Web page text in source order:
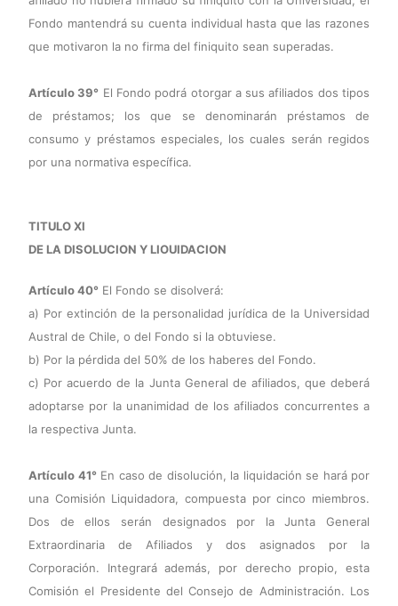
Fondo mantendrá su cuenta individual hasta que las razones
que motivaron la no firma del finiquito sean superadas.
Artículo 39° El Fondo podrá otorgar a sus afiliados dos tipos
de préstamos; los que se denominarán préstamos de
consumo y préstamos especiales, los cuales serán regidos
por una normativa específica.
TITULO XI
DE LA DISOLUCION Y LIOUIDACION
Artículo 40° El Fondo se disolverá:
a) Por extinción de la personalidad jurídica de la Universidad
Austral de Chile, o del Fondo si la obtuviese.
b) Por la pérdida del 50% de los haberes del Fondo.
c) Por acuerdo de la Junta General de afiliados, que deberá
adoptarse por la unanimidad de los afiliados concurrentes a
la respectiva Junta.
Artículo 41°En caso de disolución, la liquidación se hará por
una Comisión Liquidadora, compuesta por cinco miembros.
Dos de ellos serán designados por la Junta General
Extraordinaria de Afiliados y dos asignados por la
Corporación. Integrará además, por derecho propio, esta
Comisión el Presidente del Consejo de Administración. Los